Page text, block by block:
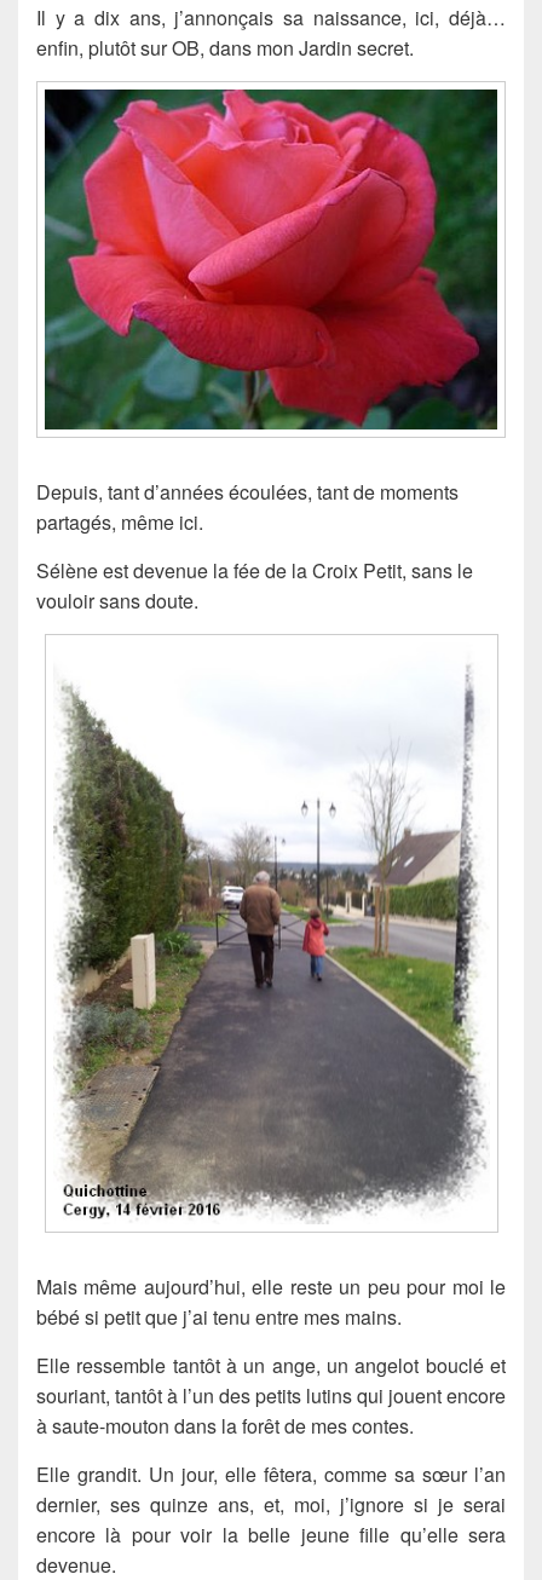
Il y a dix ans, j’annonçais sa naissance, ici, déjà…
enfin, plutôt sur OB, dans mon Jardin secret.
Depuis, tant d’années écoulées, tant de moments
partagés, même ici.
Sélène est devenue la fée de la Croix Petit, sans le
vouloir sans doute.
Mais même aujourd’hui, elle reste un peu pour moi le
bébé si petit que j’ai tenu entre mes mains.
Elle ressemble tantôt à un ange, un angelot bouclé et
souriant, tantôt à l’un des petits lutins qui jouent encore
à saute-mouton dans la forêt de mes contes.
Elle grandit. Un jour, elle fêtera, comme sa sœur l’an
dernier, ses quinze ans, et, moi, j’ignore si je serai
encore là pour voir la belle jeune fille qu’elle sera
devenue.